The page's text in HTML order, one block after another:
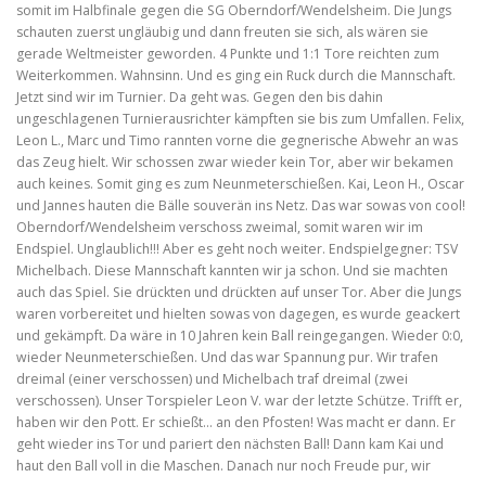
somit im Halbfinale gegen die SG Oberndorf/Wendelsheim. Die Jungs
schauten zuerst ungläubig und dann freuten sie sich, als wären sie
gerade Weltmeister geworden. 4 Punkte und 1:1 Tore reichten zum
Weiterkommen. Wahnsinn. Und es ging ein Ruck durch die Mannschaft.
Jetzt sind wir im Turnier. Da geht was. Gegen den bis dahin
ungeschlagenen Turnierausrichter kämpften sie bis zum Umfallen. Felix,
Leon L., Marc und Timo rannten vorne die gegnerische Abwehr an was
das Zeug hielt. Wir schossen zwar wieder kein Tor, aber wir bekamen
auch keines. Somit ging es zum Neunmeterschießen. Kai, Leon H., Oscar
und Jannes hauten die Bälle souverän ins Netz. Das war sowas von cool!
Oberndorf/Wendelsheim verschoss zweimal, somit waren wir im
Endspiel. Unglaublich!!! Aber es geht noch weiter. Endspielgegner: TSV
Michelbach. Diese Mannschaft kannten wir ja schon. Und sie machten
auch das Spiel. Sie drückten und drückten auf unser Tor. Aber die Jungs
waren vorbereitet und hielten sowas von dagegen, es wurde geackert
und gekämpft. Da wäre in 10 Jahren kein Ball reingegangen. Wieder 0:0,
wieder Neunmeterschießen. Und das war Spannung pur. Wir trafen
dreimal (einer verschossen) und Michelbach traf dreimal (zwei
verschossen). Unser Torspieler Leon V. war der letzte Schütze. Trifft er,
haben wir den Pott. Er schießt… an den Pfosten! Was macht er dann. Er
geht wieder ins Tor und pariert den nächsten Ball! Dann kam Kai und
haut den Ball voll in die Maschen. Danach nur noch Freude pur, wir